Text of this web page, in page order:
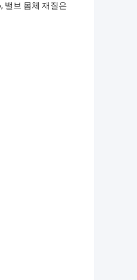
밸브 몸체 재질은